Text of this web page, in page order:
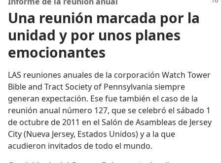
Una reunión marcada por la
unidad y por unos planes
emocionantes
LAS reuniones anuales de la corporación Watch Tower
Bible and Tract Society of Pennsylvania siempre
generan expectación. Ese fue también el caso de la
reunión anual número 127, que se celebró el sábado 1
de octubre de 2011 en el Salón de Asambleas de Jersey
City (Nueva Jersey, Estados Unidos) y a la que
acudieron invitados de todo el mundo.